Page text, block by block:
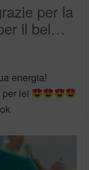
energia!
lei